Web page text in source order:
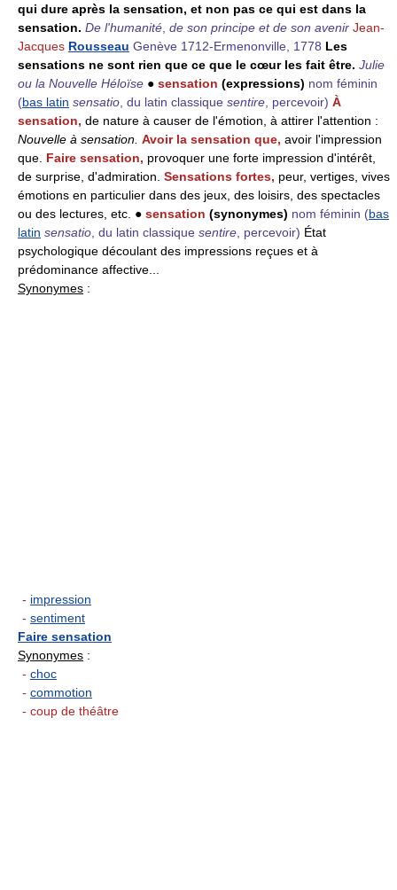
qui dure après la sensation, et non pas ce qui est dans la
sensation. De l'humanité de son principe et de son avenir Jean-
Jacques Rousseau Genève 1712-Ermenonville, 1778 Les
sensations ne sont rien que ce que le cœur les fait être. Julie
ou la Nouvelle Héloïse ● sensation (expressions) nom féminin
(bas latin sensatio , du latin classique sentire , percevoir) À
sensation, de nature à causer de l'émotion, à attirer l'attention :
Nouvelle à sensation. Avoir la sensation que, avoir l'impression
que. Faire sensation, provoquer une forte impression d'intérêt,
de surprise, d'admiration. Sensations fortes, peur, vertiges, vives
émotions en particulier dans des jeux, des loisirs, des spectacles
ou des lectures, etc. ● sensation (synonymes) nom féminin (bas
latin sensatio , du latin classique sentire , percevoir) État
psychologique découlant des impressions reçues et à
prédominance affective...
Synonymes :
- impression
- sentiment
Faire sensation
Synonymes :
- choc
- commotion
- coup de théâtre